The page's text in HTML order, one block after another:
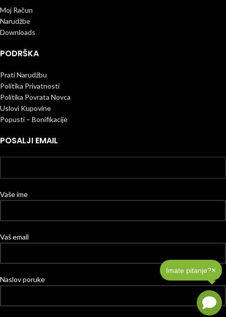
Moj Račun
Narudžbe
Downloads
PODRŠKA
Prati Narudžbu
Politika Privatnosti
Politika Povrata Novca
Uslovi Kupovine
Popusti – Bonifikacije
POSALJI EMAIL
Vaše ime
Vaš email
Naslov poruke
Imate pitanje?×